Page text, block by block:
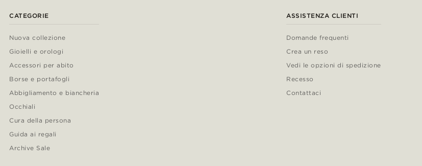
CATEGORIE
Nuova collezione
Gioielli e orologi
Accessori per abito
Borse e portafogli
Abbigliamento e biancheria
Occhiali
Cura della persona
Guida ai regali
Archive Sale
ASSISTENZA CLIENTI
Domande frequenti
Crea un reso
Vedi le opzioni di spedizione
Recesso
Contattaci